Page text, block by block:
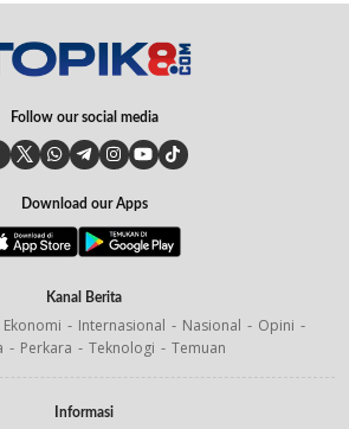
Follow our social media
Download our Apps
Kanal Berita
Ekonomi Internasional Nasional
Opini
Perkara Teknologi Temuan
Informasi